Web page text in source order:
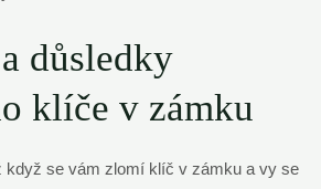
důsledky
klíče v zámku
když se vám zlomí klíč v zámku a vy se